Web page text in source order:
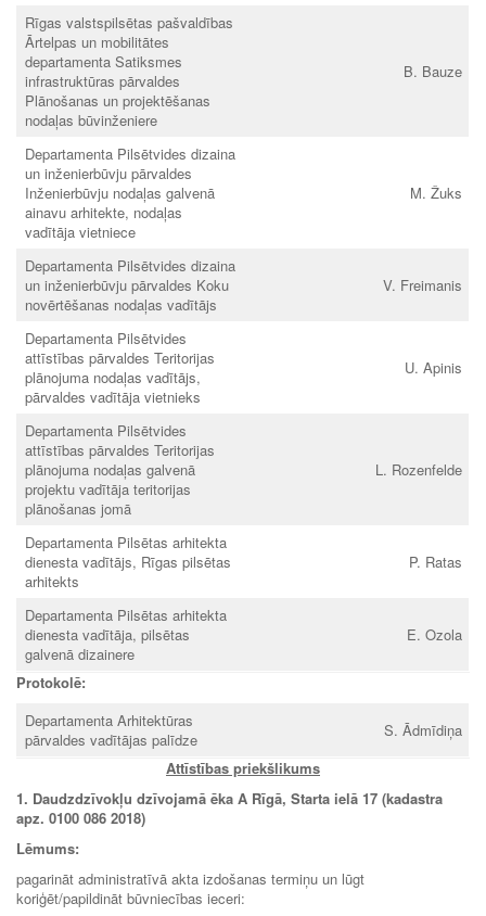
Rīgas valstspilsētas pašvaldības
Ārtelpas un mobilitātes
departamenta Satiksmes
infrastruktūras pārvaldes
Plānošanas un projektēšanas
nodaļas būvinženiere
B. Bauze
Departamenta Pilsētvides dizaina
un inženierbūvju pārvaldes
Inženierbūvju nodaļas galvenā
ainavu arhitekte, nodaļas
vadītāja vietniece
M. Žuks
Departamenta Pilsētvides dizaina
un inženierbūvju pārvaldes Koku
novērtēšanas nodaļas vadītājs
V. Freimanis
Departamenta Pilsētvides
attīstības pārvaldes Teritorijas
plānojuma nodaļas vadītājs,
pārvaldes vadītāja vietnieks
U. Apinis
Departamenta Pilsētvides
attīstības pārvaldes Teritorijas
plānojuma nodaļas galvenā
projektu vadītāja teritorijas
plānošanas jomā
L. Rozenfelde
Departamenta Pilsētas arhitekta
dienesta vadītājs, Rīgas pilsētas
arhitekts
P. Ratas
Departamenta Pilsētas arhitekta
dienesta vadītāja, pilsētas
galvenā dizainere
E. Ozola
Protokolē:
Departamenta Arhitektūras
pārvaldes vadītājas palīdze
S. Ādmīdiņa
Attīstības priekšlikums
1. Daudzdzīvokļu dzīvojamā ēka A Rīgā, Starta ielā 17 (kadastra
apz. 0100 086 2018)
Lēmums:
pagarināt administratīvā akta izdošanas termiņu un lūgt
koriģēt/papildināt būvniecības ieceri: